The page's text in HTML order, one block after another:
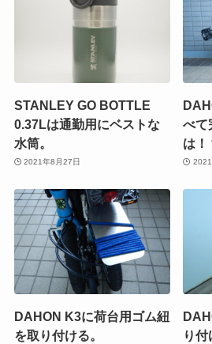
STANLEY GO BOTTLE
0.37Lは通勤用にベストな
水筒。
2021年8月27日
べて
は！
DAHON K3に荷台用ゴム紐
を取り付ける。
り付